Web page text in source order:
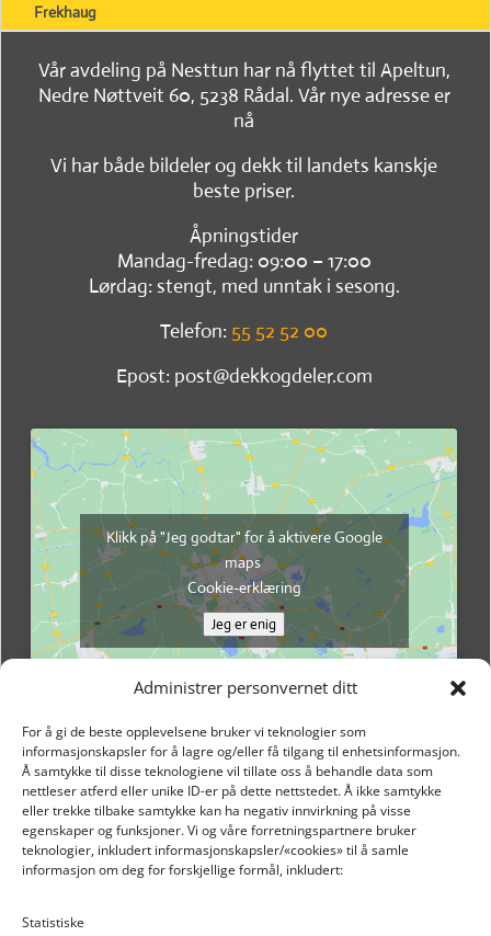
Administrer personvernet ditt
For å gi de beste opplevelsene bruker vi teknologier som
informasjonskapsler for å lagre og/eller få tilgang til enhetsinformasjon.
Å samtykke til disse teknologiene vil tillate oss å behandle data som
nettleser atferd eller unike ID-er på dette nettstedet. Å ikke samtykke
eller trekke tilbake samtykke kan ha negativ innvirkning på visse
egenskaper og funksjoner. Vi og våre forretningspartnere bruker
teknologier, inkludert informasjonskapsler/«cookies» til å samle
informasjon om deg for forskjellige formål, inkludert:
Statistiske
Frekhaug
Vår avdeling på Nesttun har nå flyttet til Apeltun,
Nedre Nøttveit 60, 5238 Rådal. Vår nye adresse er
nå
Vi har både bildeler og dekk til landets kanskje
beste priser.
Åpningstider
Mandag-fredag: 09:00 – 17:00
Lørdag: stengt, med unntak i sesong.
Telefon: 55 52 52 00
Epost: post@dekkogdeler.com
Klikk på "Jeg godtar" for å aktivere Google
maps
Cookie-erklæring
Jeg er enig